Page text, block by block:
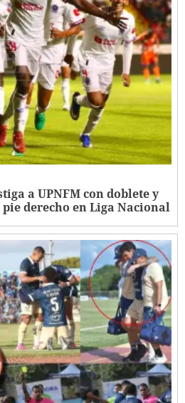
a UPNFM con doblete y
derecho en Liga Nacional